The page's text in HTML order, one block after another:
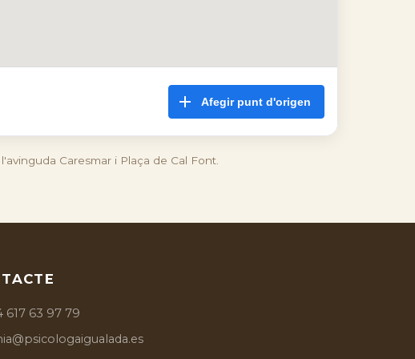
Afegir punt d'origen
Caresmar i Plaça de Cal Font.
617 63 97 79